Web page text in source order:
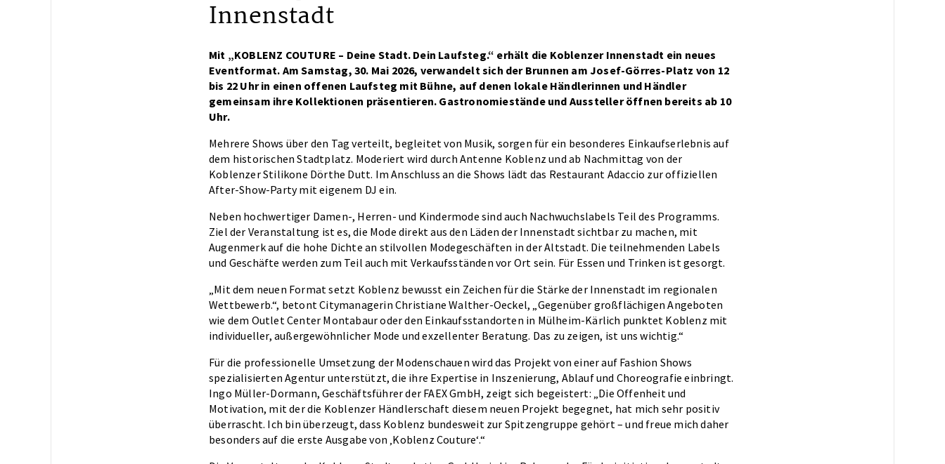
Innenstadt
Mit „KOBLENZ COUTURE – Deine Stadt. Dein Laufsteg.“ erhält die Koblenzer Innenstadt ein neues
Eventformat. Am Samstag, 30. Mai 2026, verwandelt sich der Brunnen am Josef-Görres-Platz von 12
bis 22 Uhr in einen offenen Laufsteg mit Bühne, auf denen lokale Händlerinnen und Händler
gemeinsam ihre Kollektionen präsentieren. Gastronomiestände und Aussteller öffnen bereits ab 10
Uhr.
Mehrere Shows über den Tag verteilt, begleitet von Musik, sorgen für ein besonderes Einkaufserlebnis auf
dem historischen Stadtplatz. Moderiert wird durch Antenne Koblenz und ab Nachmittag von der
Koblenzer Stilikone Dörthe Dutt. Im Anschluss an die Shows lädt das Restaurant Adaccio zur offiziellen
After-Show-Party mit eigenem DJ ein.
Neben hochwertiger Damen-, Herren- und Kindermode sind auch Nachwuchslabels Teil des Programms.
Ziel der Veranstaltung ist es, die Mode direkt aus den Läden der Innenstadt sichtbar zu machen, mit
Augenmerk auf die hohe Dichte an stilvollen Modegeschäften in der Altstadt. Die teilnehmenden Labels
und Geschäfte werden zum Teil auch mit Verkaufsständen vor Ort sein. Für Essen und Trinken ist gesorgt.
„Mit dem neuen Format setzt Koblenz bewusst ein Zeichen für die Stärke der Innenstadt im regionalen
Wettbewerb.“, betont Citymanagerin Christiane Walther-Oeckel, „Gegenüber großflächigen Angeboten
wie dem Outlet Center Montabaur oder den Einkaufsstandorten in Mülheim-Kärlich punktet Koblenz mit
individueller, außergewöhnlicher Mode und exzellenter Beratung. Das zu zeigen, ist uns wichtig.“
Für die professionelle Umsetzung der Modenschauen wird das Projekt von einer auf Fashion Shows
spezialisierten Agentur unterstützt, die ihre Expertise in Inszenierung, Ablauf und Choreografie einbringt.
Ingo Müller-Dormann, Geschäftsführer der FAEX GmbH, zeigt sich begeistert: „Die Offenheit und
Motivation, mit der die Koblenzer Händlerschaft diesem neuen Projekt begegnet, hat mich sehr positiv
überrascht. Ich bin überzeugt, dass Koblenz bundesweit zur Spitzengruppe gehört – und freue mich daher
besonders auf die erste Ausgabe von ‚Koblenz Couture‘.“